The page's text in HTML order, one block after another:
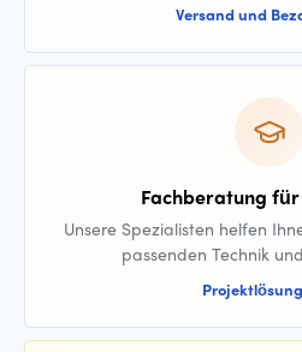
Versand und
Fachberatung
Unsere Spezialisten helfen
passenden Technik